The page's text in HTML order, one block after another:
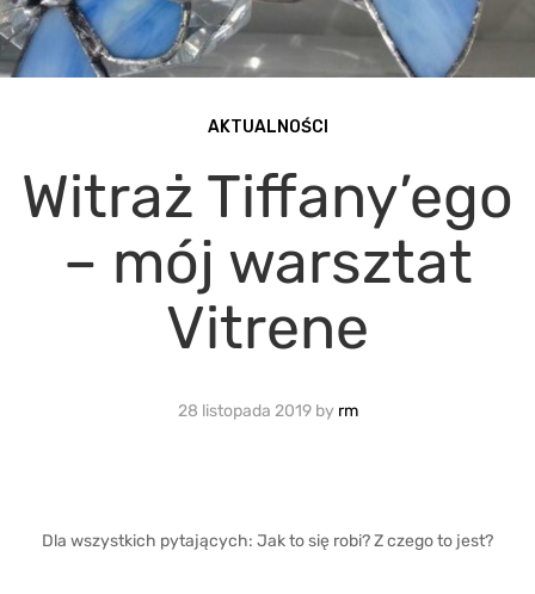
AKTUALNOŚCI
Witraż Tiffany’ego
– mój warsztat
Vitrene
28 listopada 2019by rm
Dla wszystkich pytających: Jak to się robi? Z czego to jest?